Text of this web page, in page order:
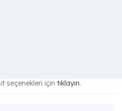
seçenekleri için tıklayın.